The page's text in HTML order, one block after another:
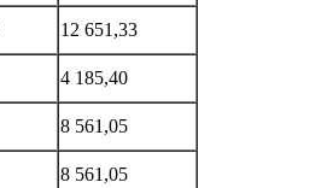
12 651,33
4 185,40
8 561,05
8 561,05